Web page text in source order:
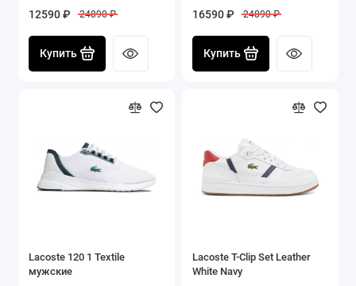
12590 ₽ 24890 ₽
Купить
16590 ₽ 24890 ₽
Купить
Lacoste 120 1 Textile
мужские
Lacoste T-Clip Set Leather
White Navy